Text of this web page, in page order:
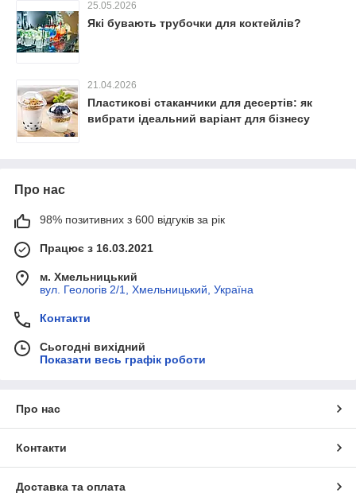
25.05.2026
Які бувають трубочки для коктейлів?
21.04.2026
Пластикові стаканчики для десертів: як
вибрати ідеальний варіант для бізнесу
Про нас
98% позитивних з 600 відгуків за рік
Працює з 16.03.2021
м. Хмельницький
вул. Геологів 2/1, Хмельницький, Україна
Контакти
Сьогодні вихідний
Показати весь графік роботи
Про нас
Контакти
Доставка та оплата